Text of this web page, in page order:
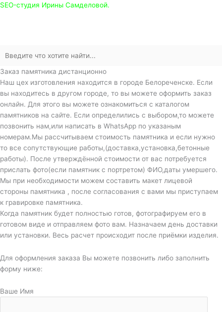
SEO-студия Ирины Самделовой.
Заказ памятника дистанционно
Наш цех изготовления находится в городе Белореченске. Если
вы находитесь в другом городе, то вы можете оформить заказ
онлайн. Для этого вы можете ознакомиться с каталогом
памятников на сайте. Если определились с выбором,то можете
позвонить нам,или написать в WhatsApp по указаным
номерам.Мы рассчитываем стоимость памятника и если нужно
то все сопутствующие работы,(доставка,установка,бетонные
работы). После утверждённой стоимости от вас потребуется
прислать фото(если памятник с портретом) ФИО,даты умершего.
Мы при необходимости можем составить макет лицевой
стороны памятника , после согласования с вами мы приступаем
к гравировке памятника.
Когда памятник будет полностью готов, фотографируем его в
готовом виде и отправляем фото вам. Назначаем день доставки
или установки. Весь расчет происходит после приёмки изделия.
Для оформления заказа Вы можете позвонить либо заполнить
форму ниже:
Ваше Имя